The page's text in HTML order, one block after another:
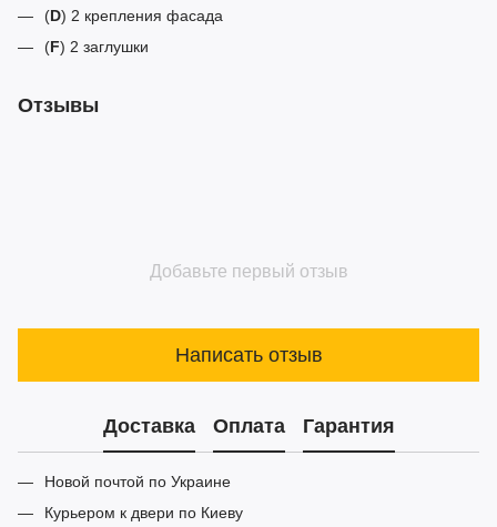
(D) 2 крепления фасада
(F) 2 заглушки
Отзывы
Добавьте первый отзыв
Написать отзыв
Доставка Оплата Гарантия
Новой почтой по Украине
Курьером к двери по Киеву